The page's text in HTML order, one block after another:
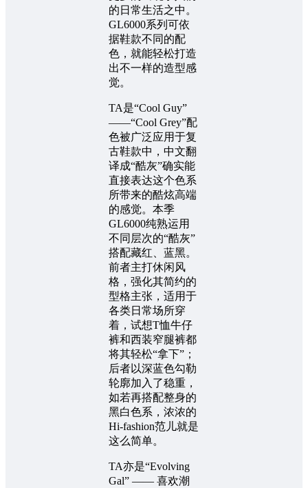
的日常生活之中。
GL6000系列可依
据鞋款不同的配
色，就能轻松打造
出不一样的造型感
觉。
TA是“Cool Guy”
——“Cool Grey”配
色被广泛应用于复
古鞋款中，中文翻
译成“酷灰”确实能
直接表达这个色系
所带来的酷炫高端
的感觉。本季
GL6000纯熟运用
不同层次的“酷灰”
搭配藏红、蓝黑。
前者主打休闲风
格，强化其简约的
型格主张，适用于
各类日常场所穿
着，试想T恤牛仔
裤和西装窄腿裤都
将其轻松“拿下”；
后者以深蓝色勾勒
轮廓加入了稳重，
如若再搭配整身的
黑白色系，浓浓的
Hi-fashion范儿就是
这么简单。
TA亦是“Evolving
Gal” —— 喜欢潮